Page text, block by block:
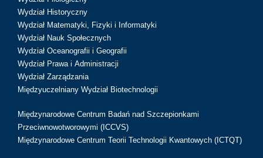
Wydział Historyczny
Wydział Matematyki, Fizyki i Informatyki
Wydział Nauk Społecznych
Wydział Oceanografii i Geografii
Wydział Prawa i Administracji
Wydział Zarządzania
Międzyuczelniany Wydział Biotechnologii
Międzynarodowe Centrum Badań nad Szczepionkami
Przeciwnowotworowymi (ICCVS)
Międzynarodowe Centrum Teorii Technologii Kwantowych (ICTQT)